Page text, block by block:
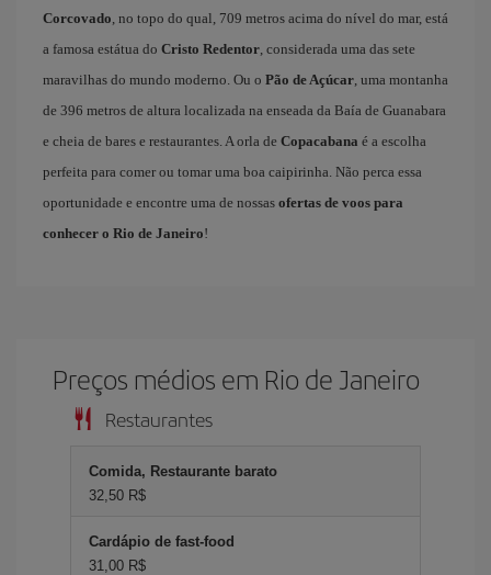
Corcovado, no topo do qual, 709 metros acima do nível do mar, está
a famosa estátua do Cristo Redentor, considerada uma das sete
maravilhas do mundo moderno. Ou o Pão de Açúcar, uma montanha
de 396 metros de altura localizada na enseada da Baía de Guanabara
e cheia de bares e restaurantes. A orla de Copacabana é a escolha
perfeita para comer ou tomar uma boa caipirinha. Não perca essa
oportunidade e encontre uma de nossas ofertas de voos para
conhecer o Rio de Janeiro!
Preços médios em Rio de Janeiro
Restaurantes
Comida, Restaurante barato
32,50 R$
Cardápio de fast-food
31,00 R$